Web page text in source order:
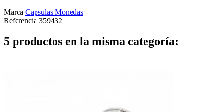
Marca Capsulas Monedas
Referencia 359432
5 productos en la misma categoría: